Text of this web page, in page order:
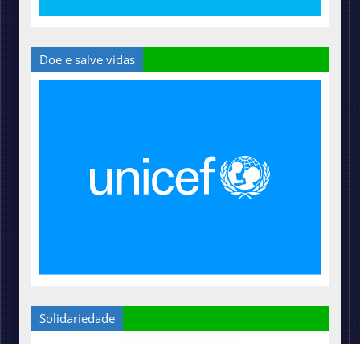
Doe e salve vidas
Solidariedade